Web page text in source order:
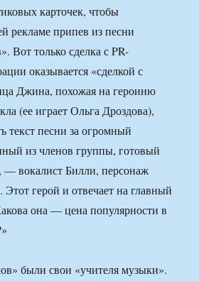
карточек, чтобы
рекламе припев из песни
Вот только сделка с PR-
оказывается «сделкой с
Джина, похожая на героиню
(ее играет Ольга Дроздова),
текст песни за огромный
из членов группы, готовый
— вокалист Билли, персонаж
герой и отвечает на главный
она — цена популярности в
были свои «учителя музыки».